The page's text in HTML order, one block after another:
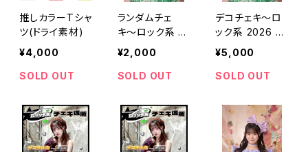
推しカラーTシャ
ツ(ドライ素材)
¥4,000
SOLD OUT
ランダムチェ
キ〜ロック系 2
026 ver.～【山
田 雛】
¥2,000
SOLD OUT
デコチェキ〜ロ
ック系 2026 ve
r.～【山田 雛】
¥5,000
SOLD OUT